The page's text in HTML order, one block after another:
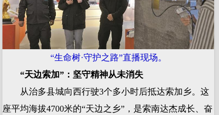
“生命树·守护之路”直播现场。
“天边索加”：坚守精神从未消失
从治多县城向西行驶3个多小时后抵达索加乡。这
座平均海拔4700米的“天边之乡”，是索南达杰成长、奋